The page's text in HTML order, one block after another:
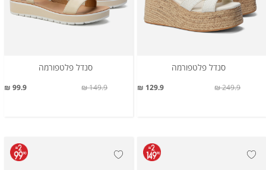
סנדל פלטפורמה
129.9 ₪ 249.9 ₪
סנדל פלטפורמה
99.9 ₪ 149.9 ₪